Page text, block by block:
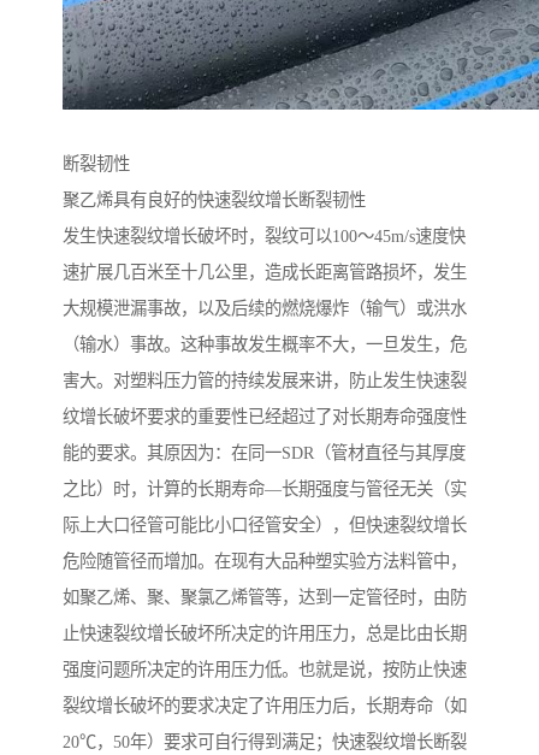
断裂韧性
聚乙烯具有良好的快速裂纹增长断裂韧性
发生快速裂纹增长破坏时，裂纹可以100～45m/s速度快
速扩展几百米至十几公里，造成长距离管路损坏，发生
大规模泄漏事故，以及后续的燃烧爆炸（输气）或洪水
（输水）事故。这种事故发生概率不大，一旦发生，危
害大。对塑料压力管的持续发展来讲，防止发生快速裂
纹增长破坏要求的重要性已经超过了对长期寿命强度性
能的要求。其原因为：在同一SDR（管材直径与其厚度
之比）时，计算的长期寿命—长期强度与管径无关（实
际上大口径管可能比小口径管安全），但快速裂纹增长
危险随管径而增加。在现有大品种塑实验方法料管中，
如聚乙烯、聚、聚氯乙烯管等，达到一定管径时，由防
止快速裂纹增长破坏所决定的许用压力，总是比由长期
强度问题所决定的许用压力低。也就是说，按防止快速
裂纹增长破坏的要求决定了许用压力后，长期寿命（如
20℃，50年）要求可自行得到满足；快速裂纹增长断裂